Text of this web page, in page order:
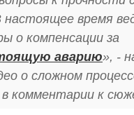
настоящее время
о компенсации за
аварию», -
о сложном
в комментарии к